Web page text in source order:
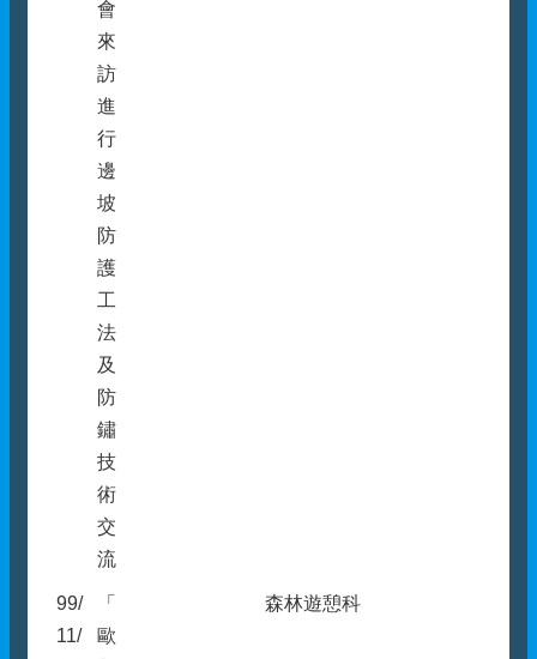
會
來
訪
進
行
邊
坡
防
護
工
法
及
防
鏽
技
術
交
流
99/
11/
「
歐
森林遊憩科